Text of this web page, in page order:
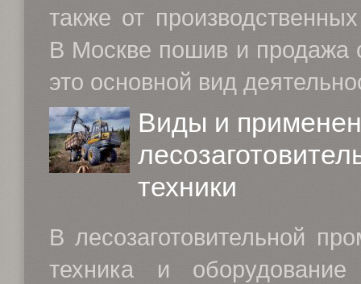
также от
В Москве пошив и продажа
это основной вид
Виды и
техники
В лесозаготовительной
техника и